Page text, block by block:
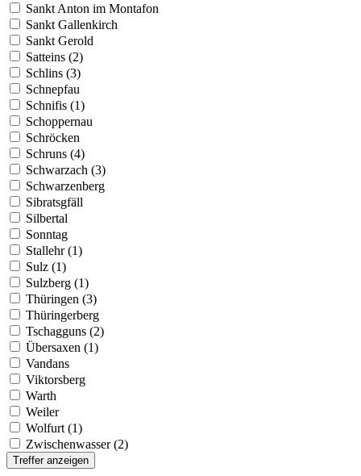
Sankt Anton im Montafon
Sankt Gallenkirch
Sankt Gerold
Satteins (2)
Schlins (3)
Schnepfau
Schnifis (1)
Schoppernau
Schröcken
Schruns (4)
Schwarzach (3)
Schwarzenberg
Sibratsgfäll
Silbertal
Sonntag
Stallehr (1)
Sulz (1)
Sulzberg (1)
Thüringen (3)
Thüringerberg
Tschagguns (2)
Übersaxen (1)
Vandans
Viktorsberg
Warth
Weiler
Wolfurt (1)
Zwischenwasser (2)
Treffer anzeigen